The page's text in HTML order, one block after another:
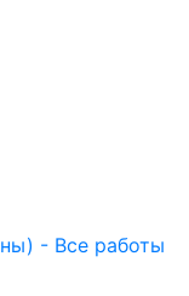
- Все работы